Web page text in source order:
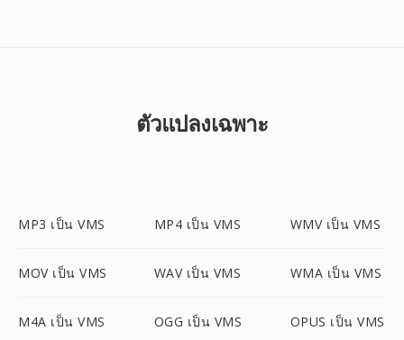
ตัวแปลงเฉพาะ
MP3 เป็น VMS MP4 เป็น VMS WMV เป็น VMS
MOV เป็น VMS WAV เป็น VMS WMA เป็น VMS
M4A เป็น VMS OGG เป็น VMS OPUS เป็น VMS